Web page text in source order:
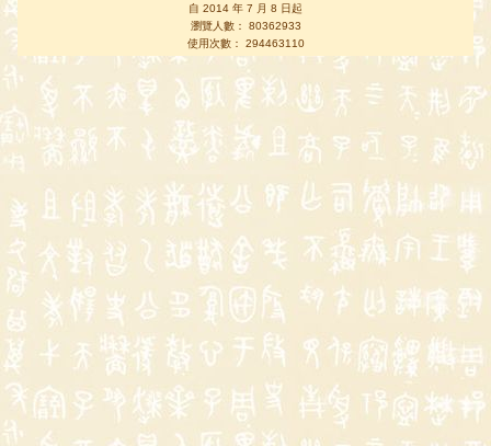
自 2014 年 7 月 8 日起
瀏覽人數： 80362933
使用次數： 294463110